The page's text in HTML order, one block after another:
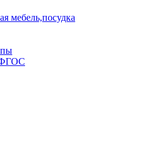
мебель,посудка
ФГОС